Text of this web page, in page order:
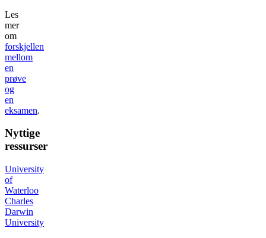
Les
mer
om
forskjellen
mellom
en
prøve
og
en
eksamen.
Nyttige
ressurser
University
of
Waterloo
Charles
Darwin
University